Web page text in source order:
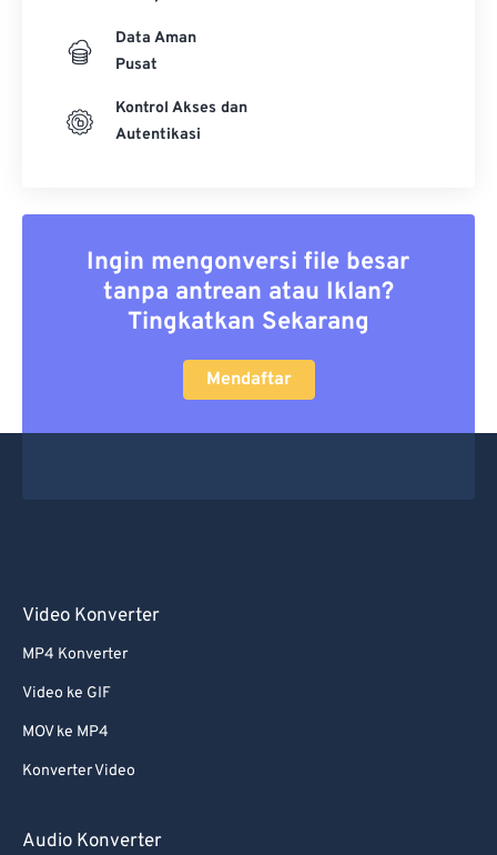
Data Aman
Pusat
Kontrol Akses dan
Autentikasi
Ingin mengonversi file besar
tanpa antrean atau Iklan?
Tingkatkan Sekarang
Mendaftar
Video Konverter
MP4 Konverter
Video ke GIF
MOV ke MP4
Konverter Video
Audio Konverter